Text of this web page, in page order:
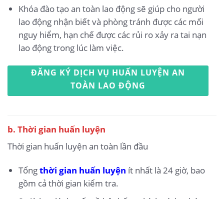
Khóa đào tạo an toàn lao động sẽ giúp cho người
lao động nhận biết và phòng tránh được các mối
nguy hiểm, hạn chế được các rủi ro xảy ra tai nạn
lao động trong lúc làm việc.
ĐĂNG KÝ DỊCH VỤ HUẤN LUYỆN AN
TOÀN LAO ĐỘNG
b. Thời gian huấn luyện
Thời gian huấn luyện an toàn lần đầu
Tổngthời gian huấn luyện ít nhất là 24 giờ, bao
gồm cả thời gian kiểm tra.